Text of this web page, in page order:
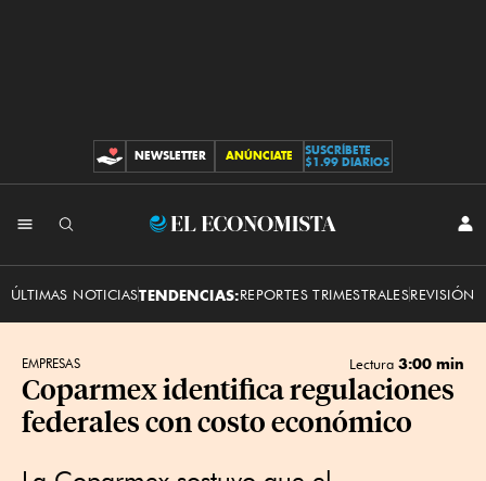
CONTRIBUCIONES
NEWSLETTER ANÚNCIATE
SUSCRÍBETE
$1.99 DIARIOS
El
ÚLTIMAS NOTICIASTENDENCIAS:REPORTES TRIMESTRALESREVISIÓN
EMPRESAS Lectura 3:00 min
Coparmex identifica regulaciones
federales con costo económico